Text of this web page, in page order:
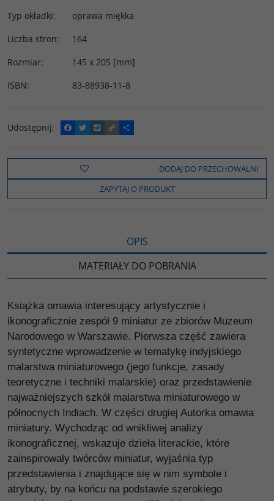
Typ okładki:
oprawa miękka
Liczba stron:
164
Rozmiar:
145 x 205 [mm]
ISBN: 83-88938-11-8
Udostępnij:
F
a
e
o
k
T
w
t
t
e
W
y
o
C
o
y
i
n
k
P
o
z
e
l
s
DODAJ DO PRZECHOWALNI
ZAPYTAJ O PRODUKT
OPIS
MATERIAŁY DO POBRANIA
Książka omawia interesujący artystycznie i
ikonograficznie zespół 9 miniatur ze zbiorów Muzeum
Narodowego w Warszawie. Pierwsza część zawiera
syntetyczne wprowadzenie w tematykę indyjskiego
malarstwa miniaturowego (jego funkcje, zasady
teoretyczne i techniki malarskie) oraz przedstawienie
najważniejszych szkół malarstwa miniaturowego w
północnych Indiach. W części drugiej Autorka omawia
miniatury. Wychodząc od wnikliwej analizy
ikonograficznej, wskazuje dzieła literackie, które
zainspirowały twórców miniatur, wyjaśnia typ
przedstawienia i znajdujące się w nim symbole i
atrybuty, by na końcu na podstawie szerokiego